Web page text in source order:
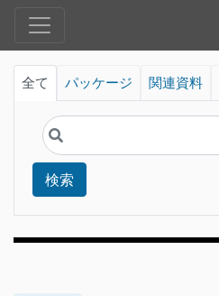
全て パッケージ 関連資料
検索